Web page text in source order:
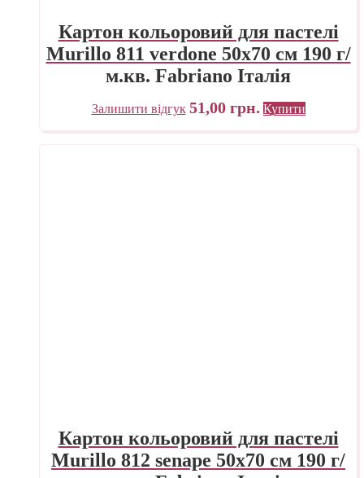
Картон кольоровий для пастелі
Murillo 811 verdone 50х70 см 190 г/
м.кв. Fabriano Італія
Залишити відгук 51,00 грн. Купити
Картон кольоровий для пастелі
Murillo 812 senape 50х70 см 190 г/